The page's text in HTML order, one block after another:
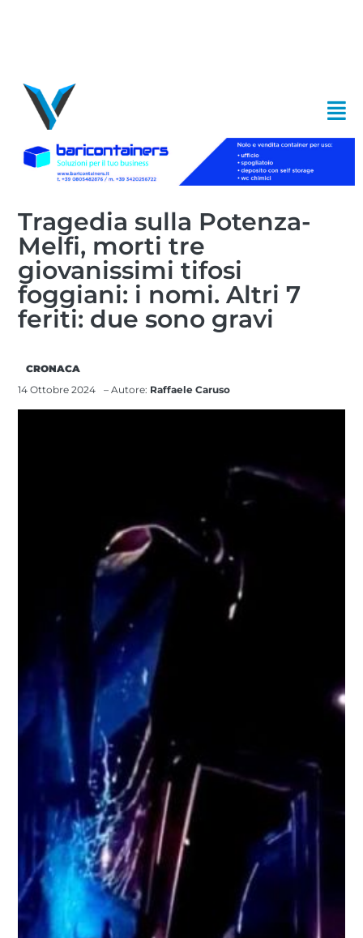
Tragedia sulla Potenza-
Melfi, morti tre
giovanissimi tifosi
foggiani: i nomi. Altri 7
feriti: due sono gravi
CRONACA
14 Ottobre 2024
– Autore: Raffaele Caruso